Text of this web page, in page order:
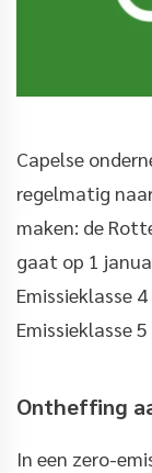
Capelse
regelmatig
maken: de
gaat op 1
Emissieklasse
Emissieklasse
Ontheffing
In een zero-